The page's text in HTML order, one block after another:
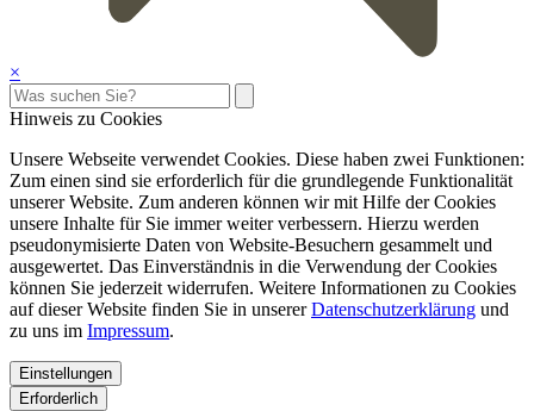
×
Hinweis zu Cookies
Unsere Webseite verwendet Cookies. Diese haben zwei Funktionen:
Zum einen sind sie erforderlich für die grundlegende Funktionalität
unserer Website. Zum anderen können wir mit Hilfe der Cookies
unsere Inhalte für Sie immer weiter verbessern. Hierzu werden
pseudonymisierte Daten von Website-Besuchern gesammelt und
ausgewertet. Das Einverständnis in die Verwendung der Cookies
können Sie jederzeit widerrufen. Weitere Informationen zu Cookies
auf dieser Website finden Sie in unsererDatenschutzerklärung und
zu uns im Impressum.
Einstellungen
Erforderlich